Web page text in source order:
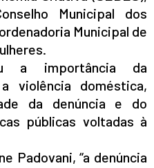
Municipal dos
Municipal de
a importância da
violência doméstica,
da denúncia e do
públicas voltadas à
Padovani, “a denúncia